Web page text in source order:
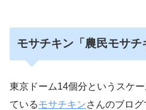
モサチキン「農民モサチ
東京ドーム14個分というスケ
ているモサチキンさんのブログ